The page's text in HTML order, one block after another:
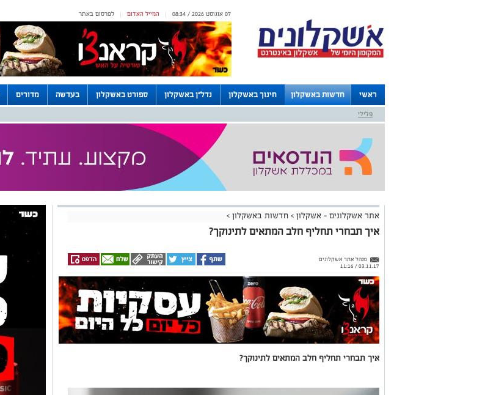
לפרסום באתר | המייל האדום | 07 אוגוסט 2026 / 08:34
ראשי חדשות באשקלון חינוך באשקלון נדל"ן באשקלון ספורט באשקלון בעדשה מדורים
לוחות
פלילי
אתר אשקלונים - אשקלון > חדשות באשקלון >
איך תבחרי תחליף חלב המתאים לתינוקך?
מנהל אתר אשקלונים
03.11.17 / 11:16
איך תבחרי תחליף חלב המתאים לתינוקך?